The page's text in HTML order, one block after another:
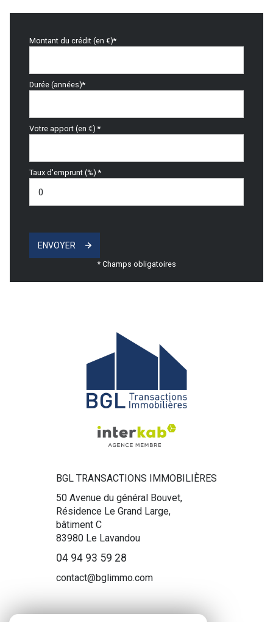
Montant du crédit (en €)*
Durée (années)*
Votre apport (en €) *
Taux d'emprunt (%) *
ENVOYER
* Champs obligatoires
BGL TRANSACTIONS IMMOBILIÈRES
50 Avenue du général Bouvet,
Résidence Le Grand Large,
bâtiment C
83980 Le Lavandou
04 94 93 59 28
contact@bglimmo.com